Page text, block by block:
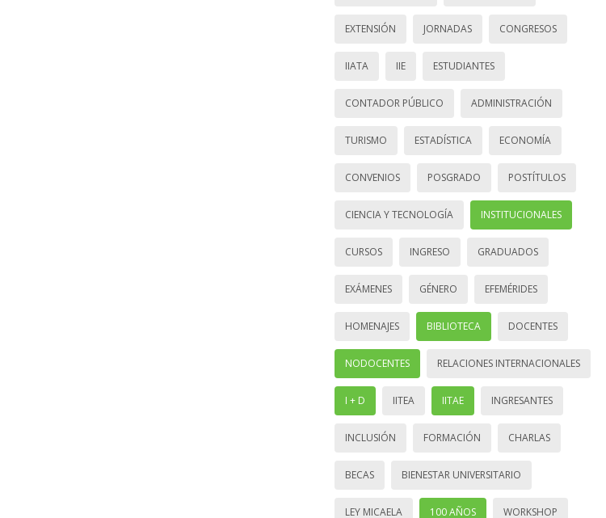
EXTENSIÓN JORNADAS CONGRESOS
IIATA IIE ESTUDIANTES
CONTADOR PÚBLICO ADMINISTRACIÓN
TURISMO ESTADÍSTICA ECONOMÍA
CONVENIOS POSGRADO POSTÍTULOS
CIENCIA Y TECNOLOGÍA INSTITUCIONALES
CURSOS INGRESO GRADUADOS
EXÁMENES GÉNERO EFEMÉRIDES
HOMENAJES BIBLIOTECA DOCENTES
NODOCENTES RELACIONES INTERNACIONALES
I + D IITEA IITAE INGRESANTES
INCLUSIÓN FORMACIÓN CHARLAS
BECAS BIENESTAR UNIVERSITARIO
LEY MICAELA 100 AÑOS WORKSHOP